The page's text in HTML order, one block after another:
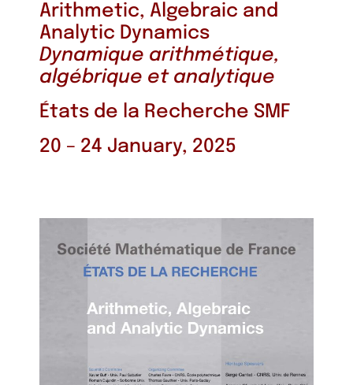
Arithmetic, Algebraic and
Analytic Dynamics
Dynamique arithmétique,
algébrique et analytique
États de la Recherche SMF
20 – 24 January, 2025